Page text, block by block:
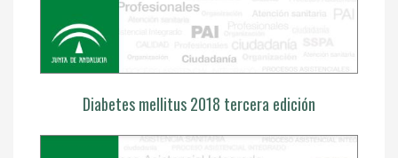
Diabetes mellitus 2018 tercera edición